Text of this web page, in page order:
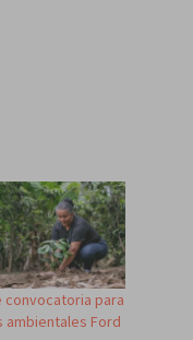
convocatoria para
ambientales Ford